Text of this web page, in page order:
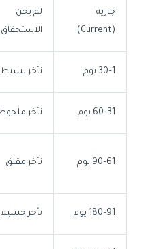
جارية
(Current)
لم يحن
الاستحقاق
1–30 يوم تأخر بسيط
31–60 يوم تأخر
61–90 يوم تأخر مقلق
91–180 يوم تأخر جسيم